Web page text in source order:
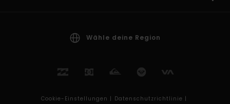
Wähle deine Region
Cookie-Einstellungen | Datenschutzrichtlinie |